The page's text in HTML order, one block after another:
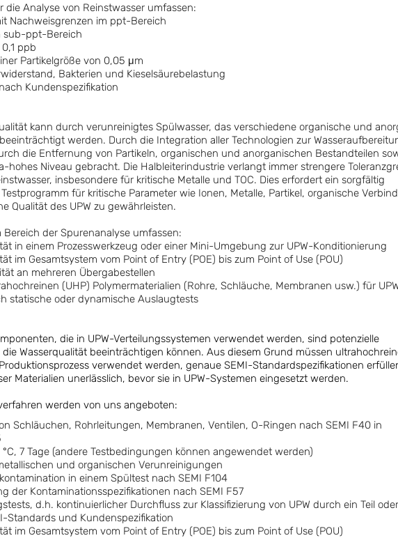
die Analyse von Reinstwasser umfassen:
Nachweisgrenzen im ppt-Bereich
sub-ppt-Bereich
ppb
Partikelgröße von 0,05 μm
Bakterien und Kieselsäurebelastung
Kundenspezifikation
kann durch verunreinigtes Spülwasser, das verschiedene organische und
werden. Durch die Integration aller Technologien zur
die Entfernung von Partikeln, organischen und anorganischen Bestandteilen
hohes Niveau gebracht. Die Halbleiterindustrie verlangt immer strengere
insbesondere für kritische Metalle und TOC. Dies erfordert ein sorgfältig
für kritische Parameter wie Ionen, Metalle, Partikel, organische
Qualität des UPW zu gewährleisten.
der Spurenanalyse umfassen:
in einem Prozesswerkzeug oder einer Mini-Umgebung zur UPW-Konditionierung
im Gesamtsystem vom Point of Entry (POE) bis zum Point of Use (POU)
an mehreren Übergabestellen
(UHP) Polymermaterialien (Rohre, Schläuche, Membranen usw.) für
statische oder dynamische Auslaugtests
die in UPW-Verteilungssystemen verwendet werden, sind potenzielle
Wasserqualität beeinträchtigen können. Aus diesem Grund müssen
verwendet werden, genaue SEMI-Standardspezifikationen
Materialien unerlässlich, bevor sie in UPW-Systemen eingesetzt werden.
werden von uns angeboten:
Schläuchen, Rohrleitungen, Membranen, Ventilen, O-Ringen nach SEMI F40 in
7 Tage (andere Testbedingungen können angewendet werden)
und organischen Verunreinigungen
in einem Spültest nach SEMI F104
der Kontaminationsspezifikationen nach SEMI F57
d.h. kontinuierlicher Durchfluss zur Klassifizierung von UPW durch ein Teil
Standards und Kundenspezifikation
im Gesamtsystem vom Point of Entry (POE) bis zum Point of Use (POU)